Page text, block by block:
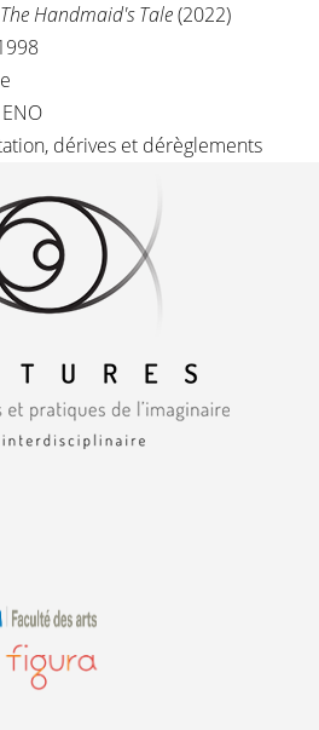
The Handmaid's Tale(2022)
ENO
dérives et dérèglements